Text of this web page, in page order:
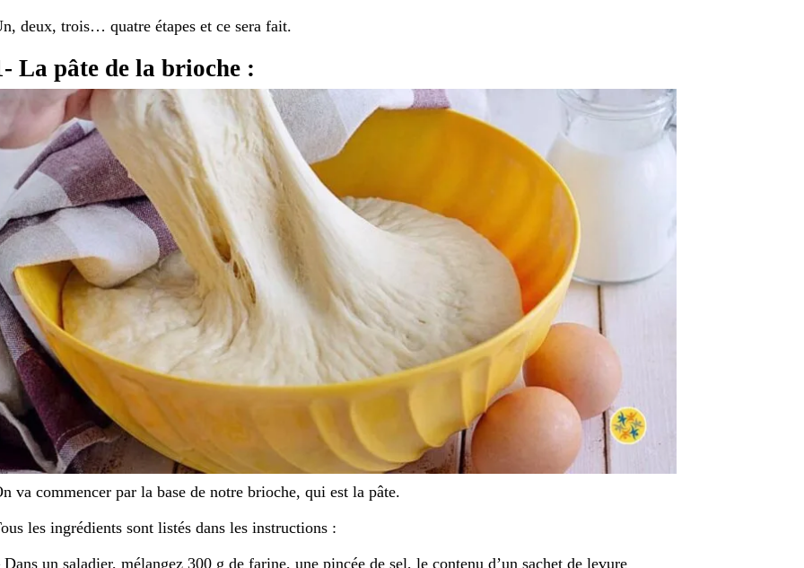
deux, trois… quatre étapes et ce sera fait.
La pâte de la brioche :
va commencer par la base de notre brioche, qui est la pâte.
les ingrédients sont listés dans les instructions :
Dans un saladier, mélangez 300 g de farine, une pincée de sel, le contenu d’un sachet de levure